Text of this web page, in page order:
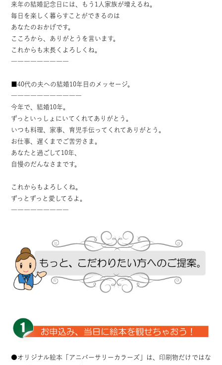
来年の結婚記念日には、もう1人家族が増えるね。
毎日を楽しく暮らすことができるのは
あなたのおかげです。
こころから、ありがとうを言います。
これからも末長くよろしくね。
―――――――――
■40代の夫への結婚10年目のメッセージ。
―――――――――――
今年で、結婚10年。
ずっといっしょにいてくれてありがとう。
いつも料理、家事、育児手伝ってくれてありがとう。
お仕事、遅くまでご苦労さま。
あなたと過ごして10年、
自慢のだんなさまです。
これからもよろしくね。
ずっとずっと愛してるよ。
―――――――――
●オリジナル絵本「アニバーサリーカラーズ」は、印刷物だけではな